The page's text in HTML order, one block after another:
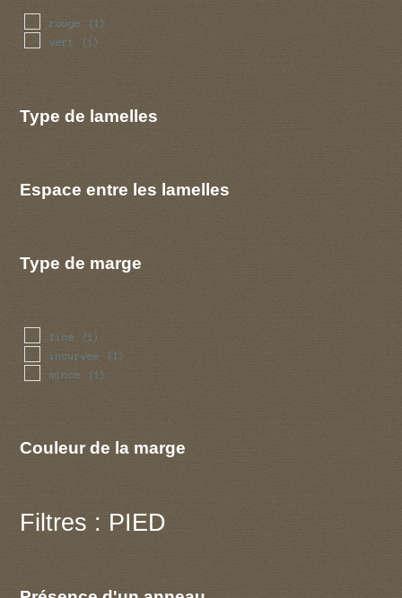
rouge (1)
vert (1)
Type de lamelles
Espace entre les lamelles
Type de marge
fine (1)
incurvee (1)
mince (1)
Couleur de la marge
Filtres : PIED